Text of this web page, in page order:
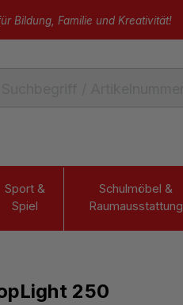
Bildung, Familie und Kreativität!
Sport &
Spiel
Schulmöbel &
Raumausstattung
250